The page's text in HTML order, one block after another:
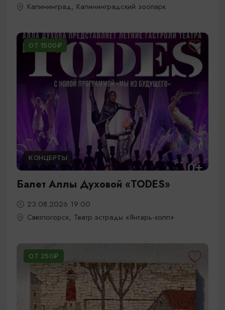
Калининград, Калининградский зоопарк
ОТ 1500₽
КОНЦЕРТЫ
Балет Аллы Духовой «TODES»
23.08.2026 19:00
Светлогорск, Театр эстрады «Янтарь-холл»
ОТ 250₽